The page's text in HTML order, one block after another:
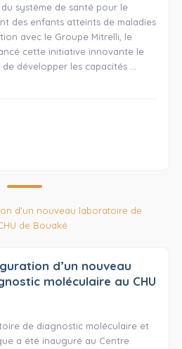
système de santé pour le
des enfants atteints de maladies
avec le Groupe Mitrelli, le
cette initiative innovante le
développer les capacités …
d’un nouveau
moléculaire au CHU
de diagnostic moléculaire et
a été inauguré au Centre